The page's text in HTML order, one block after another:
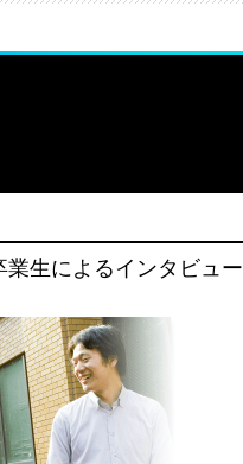
生によるインタビュー